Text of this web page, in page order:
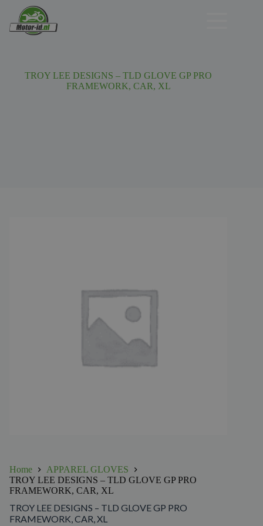
TROY LEE DESIGNS – TLD GLOVE GP PRO
FRAMEWORK, CAR, XL
Home
APPAREL GLOVES
TROY LEE DESIGNS – TLD GLOVE GP PRO
FRAMEWORK, CAR, XL
TROY LEE DESIGNS – TLD GLOVE GP PRO
FRAMEWORK, CAR, XL